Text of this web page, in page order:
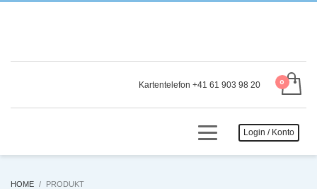
Kartentelefon +41 61 903 98 20
Login / Konto
HOME PRODUKT